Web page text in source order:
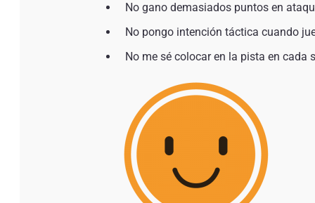
No gano demasiados puntos en
No pongo intención táctica cuando
No me sé colocar en la pista en cada